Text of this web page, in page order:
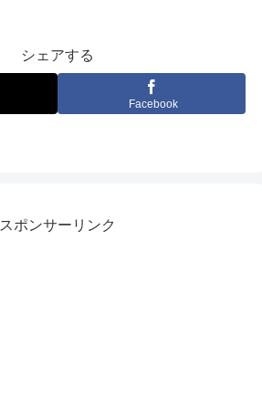
シェアする
Facebook
スポンサーリンク